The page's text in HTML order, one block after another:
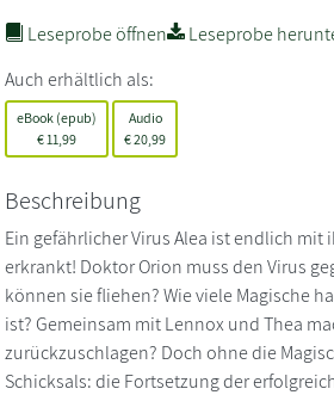
Leseprobe öffnen
Leseprobe
Auch erhältlich als:
eBook (epub)
€ 11,99
Audio
€20,99
Beschreibung
Ein gefährlicher Virus Alea ist endlich
erkrankt! Doktor Orion muss den Virus
können sie fliehen? Wie viele Magische
ist? Gemeinsam mit Lennox und Thea
zurückzuschlagen? Doch ohne die
Schicksals: die Fortsetzung der